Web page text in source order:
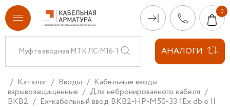
АНАЛОГИ
Каталог Вводы
Кабельные вводы
взрывозащищенные
Для небронированного кабеля
ВКВ2
Ех-кабельный ввод ВКВ2-НР-М50-33 1Ex db e II